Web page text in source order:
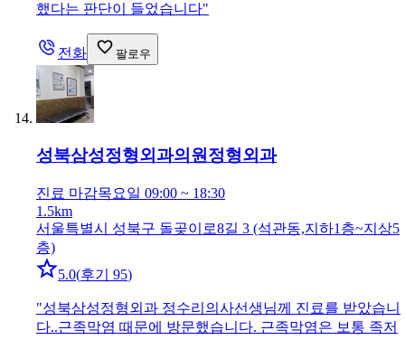
했다는 판단이 들었습니다"
전화 팔로우
성북삼성정형외과의원 정형외과
진료 마감목요일 09:00 ~ 18:30
1.5km
서울특별시 성북구 돌곶이로8길 3 (석관동,지하1층~지상5
층)
5.0(후기 95)
"성북삼성정형외과 정수리의사선생님께 진료를 받았습니
다..근족막염 때문에 방문했습니다. 근족막염은 보통 족저